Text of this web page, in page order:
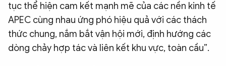
tục thể hiện cam kết mạnh mẽ của các nền kinh tế
APEC cùng nhau ứng phó hiệu quả với các thách
thức chung, nắm bắt vận hội mới, định hướng các
dòng chảy hợp tác và liên kết khu vực, toàn cầu”.